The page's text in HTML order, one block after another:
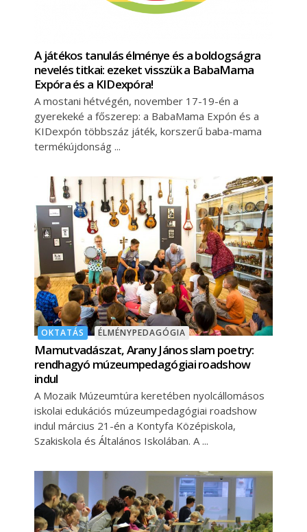
A játékos tanulás élménye és a boldogságra
nevelés titkai: ezeket visszük a BabaMama
Expóra és a KIDexpóra!
A mostani hétvégén, november 17-19-én a
gyerekeké a főszerep: a BabaMama Expón és a
KIDexpón többszáz játék, korszerű baba-mama
termékújdonság
OKTATÁS ÉLMÉNYPEDAGÓGIA
Mamutvadászat, Arany János slam poetry:
rendhagyó múzeumpedagógiai roadshow
indul
A Mozaik Múzeumtúra keretében nyolcállomásos
iskolai edukációs múzeumpedagógiai roadshow
indul március 21-én a Kontyfa Középiskola,
Szakiskola és Általános Iskolában. A